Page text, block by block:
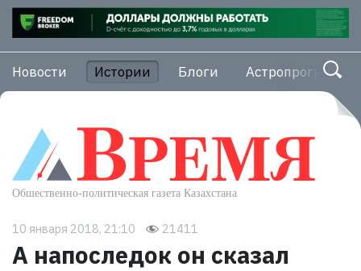
Новости Истории Блоги Астропрогноз
10 января 2018, 21:10 21411
А напоследок он сказал